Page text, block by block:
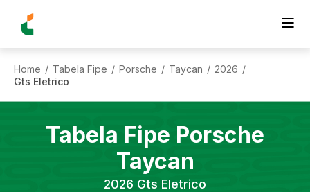
Home / Tabela Fipe / Porsche / Taycan / 2026 /
Gts Eletrico
Tabela Fipe Porsche
Taycan
2026 Gts Eletrico